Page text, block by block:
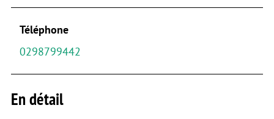
Téléphone
0298799442
En détail